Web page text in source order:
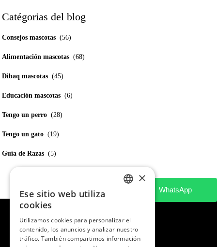
Catégorias del blog
Consejos mascotas (56)
Alimentación mascotas (68)
Dibaq mascotas (45)
Educación mascotas (6)
Tengo un perro (28)
Tengo un gato (19)
Guía de Razas (5)
PORTUGUESE
×
Ese sitio web utiliza
cookies
Utilizamos cookies para personalizar el
contenido, los anuncios y analizar nuestro
tráfico. También compartimos información